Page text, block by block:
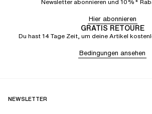
Newsletter abonnieren und 10%*
Hier abonnieren
GRATIS RETOURE
Du hast 14 Tage Zeit, um deine Artikel
Bedingungen ansehen
NEWSLETTER